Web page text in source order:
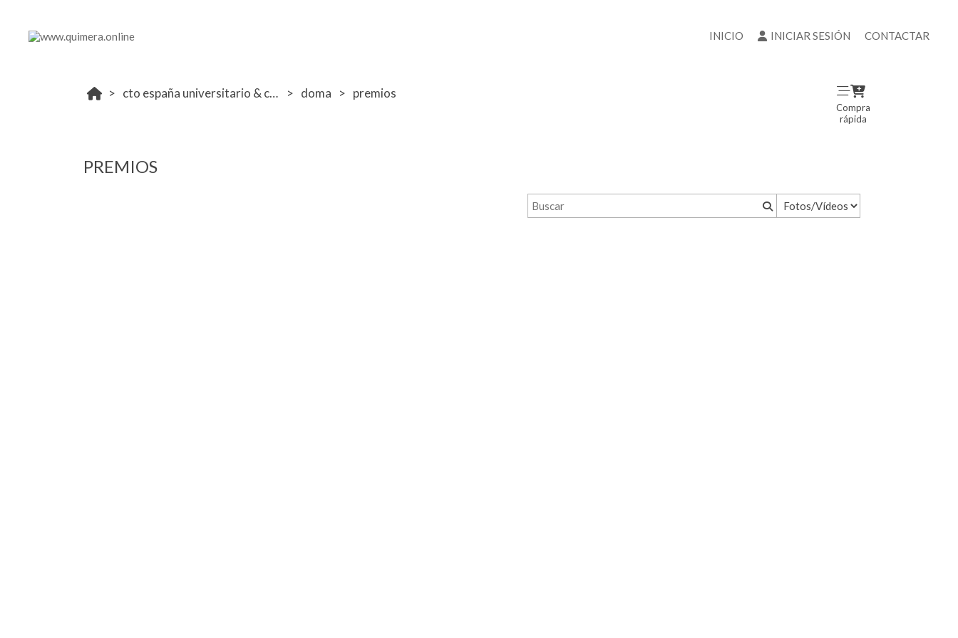
INICIO INICIAR SESIÓN CONTACTAR
cto españa universitario & csa ucjc 3-6 abril doma premios
Compra
rápida
PREMIOS